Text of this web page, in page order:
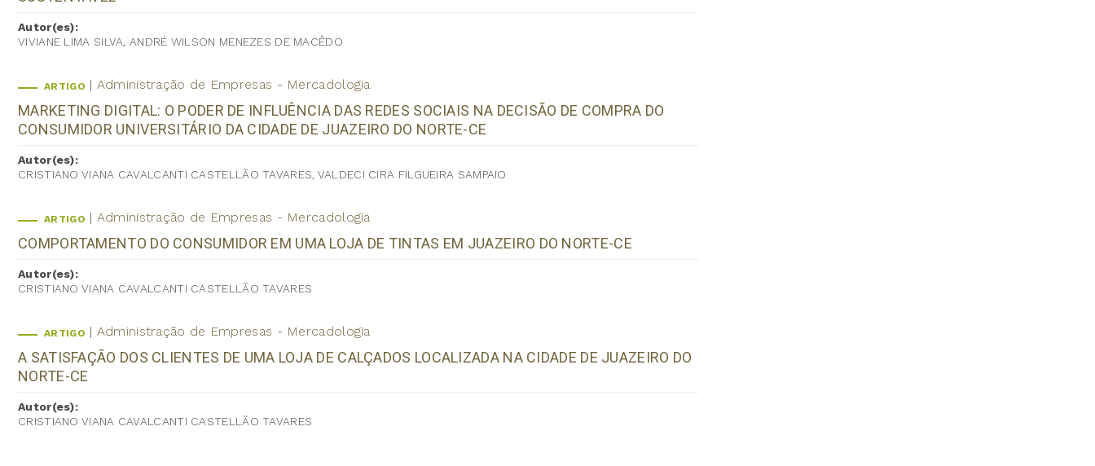
Autor(es):
VIVIANE LIMA SILVA, ANDRÉ WILSON MENEZES DE MACÊDO
ARTIGO Administração de Empresas - Mercadologia
MARKETING DIGITAL: O PODER DE INFLUÊNCIA DAS REDES SOCIAIS NA DECISÃO DE COMPRA DO
CONSUMIDOR UNIVERSITÁRIO DA CIDADE DE JUAZEIRO DO NORTE-CE
Autor(es):
CRISTIANO VIANA CAVALCANTI CASTELLÃO TAVARES, VALDECI CIRA FILGUEIRA SAMPAIO
ARTIGO Administração de Empresas - Mercadologia
COMPORTAMENTO DO CONSUMIDOR EM UMA LOJA DE TINTAS EM JUAZEIRO DO NORTE-CE
Autor(es):
CRISTIANO VIANA CAVALCANTI CASTELLÃO TAVARES
ARTIGO Administração de Empresas - Mercadologia
A SATISFAÇÃO DOS CLIENTES DE UMA LOJA DE CALÇADOS LOCALIZADA NA CIDADE DE JUAZEIRO DO
NORTE-CE
Autor(es):
CRISTIANO VIANA CAVALCANTI CASTELLÃO TAVARES